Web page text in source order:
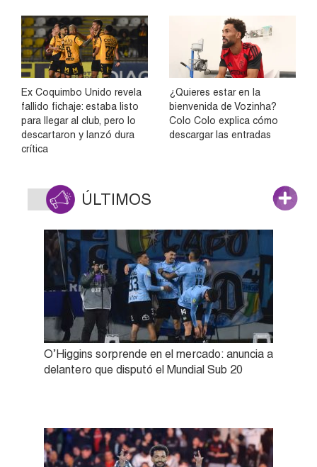
Ex Coquimbo Unido revela
fallido fichaje: estaba listo
para llegar al club, pero lo
descartaron y lanzó dura
crítica
¿Quieres estar en la
bienvenida de Vozinha?
Colo Colo explica cómo
descargar las entradas
ÚLTIMOS
O’Higgins sorprende en el mercado: anuncia a
delantero que disputó el Mundial Sub 20